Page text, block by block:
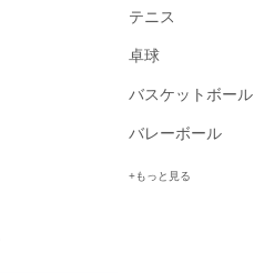
テニス
卓球
バスケットボール
バレーボール
もっと見る